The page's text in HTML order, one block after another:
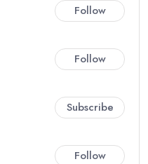
Follow
Follow
Subscribe
Follow